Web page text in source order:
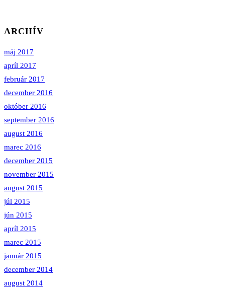
ARCHÍV
máj 2017
apríl 2017
február 2017
december 2016
október 2016
september 2016
august 2016
marec 2016
december 2015
november 2015
august 2015
júl 2015
jún 2015
apríl 2015
marec 2015
január 2015
december 2014
august 2014